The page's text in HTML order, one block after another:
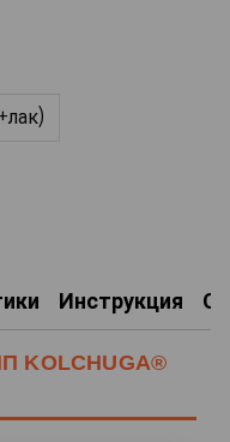
Инструкция
KOLCHUGA®